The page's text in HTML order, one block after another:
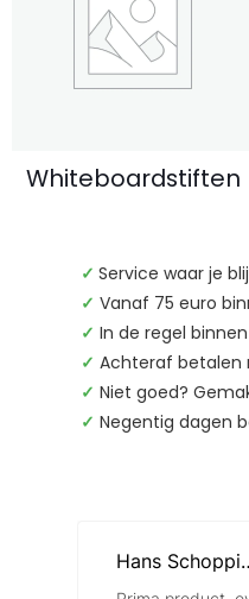
Whiteboardstiften
✓ Service waar je
✓ Vanaf 75 euro
✓ In de regel
✓ Achteraf betalen
✓ Niet goed?
✓ Negentig dagen